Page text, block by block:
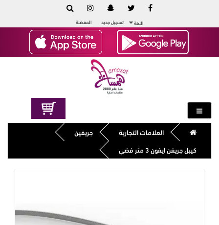
اللغة تسجيل جديد المفضلة
العلامات التجارية
جريفين
كيبل جريفن ايفون 3 متر فضي